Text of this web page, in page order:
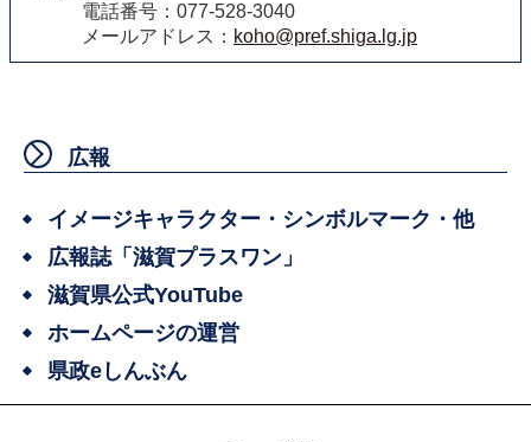
電話番号：077-528-3040
メールアドレス： koho@pref.shiga.lg.jp
広報
イメージキャラクター・シンボルマーク・他
広報誌「滋賀プラスワン」
滋賀県公式YouTube
ホームページの運営
県政eしんぶん